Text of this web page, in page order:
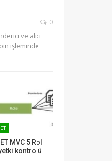
0
ve alıcı
işleminde
MVC 5 Rol
kontrolü